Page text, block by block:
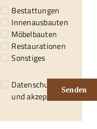
Bestattungen
Innenausbauten
Möbelbauten
Restaurationen
Sonstiges
Datenschutzerklärung
und akzeptiert.*
Senden